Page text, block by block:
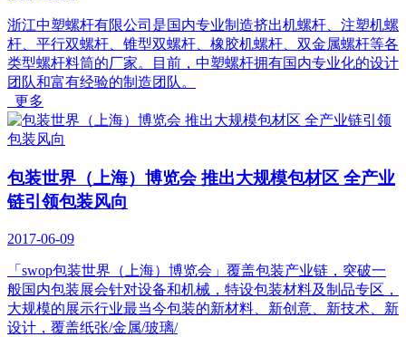
浙江中塑螺杆有限公司是国内专业制造挤出机螺杆、注塑机螺
杆、平行双螺杆、锥型双螺杆、橡胶机螺杆、双金属螺杆等各
类型螺杆料筒的厂家。目前，中塑螺杆拥有国内专业化的设计
团队和富有经验的制造团队。
更多
包装世界（上海）博览会 推出大规模包材区 全产业
链引领包装风向
2017-06-09
「swop包装世界（上海）博览会」覆盖包装产业链，突破一
般国内包装展会针对设备和机械，特设包装材料及制品专区，
大规模的展示行业最当今包装的新材料、新创意、新技术、新
设计，覆盖纸张/金属/玻璃/